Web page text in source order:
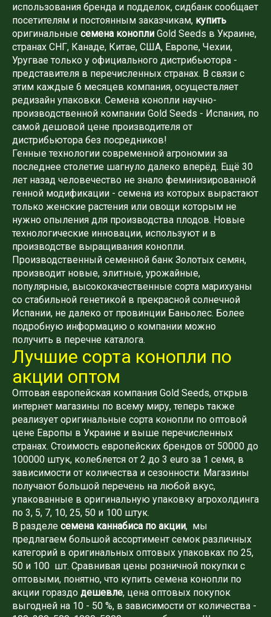
использования бренда и подделок, сидбанк сообщает
посетителям и постоянным заказчикам, купить
оригинальные семена конопли Gold Seeds в Украине,
странах СНГ, Канаде, Китае, США, Европе, Чехии,
Уругвае только у официального дистрибьютора -
представителя в перечисленных странах. В связи с
этим каждые 6 месяцев компания, осуществляет
редизайн упаковки. Семена конопли научно-
производственной компании Gold Seeds - Испания, по
самой дешовой цене производителя от
дистрибьютора без посредников!
Генные технологии современной агрономии за
последнее столетие шагнуло далеко вперёд. Ещё 30
лет назад человечество не знало феминизированной
генной модификации - семена из которых вырастают
только женские растения или овощи которым не
нужно опыления для производства плодов. Новые
технологические инновации, используют и в
производстве выращивания конопли.
Производственный семенной банк Золотых семян,
производит новые, элитные, урожайные,
популярные, высококачественные сорта марихуаны
со стабильной генетикой в ​​прекрасной солнечной
Испании, не далеко от провинции Баньолес. Более
подробную информацию о компании можно
получить в перечне каталога.
Лучшие сорта конопли по
акции оптом
Оптовая европейская компания Gold Seeds, открыв
интернет магазины по всему миру, теперь также
реализует оригинальные сорта конопли по оптовой
цене Европы в Украине и выше перечисленных
странах. Стоимость европейских брендов от 50000 до
100000 штук, колеблется от 2 до 3 euro за 1 семя, в
зависимости от количества и сезонности. Магазины
получают большой перечень на любой вкус,
упакованные в оригинальную упаковку агрохолдинга
по 3, 5, 7, 10, 25, 50 и 100 штук.
В разделе семена каннабиса по акции, мы
предлагаем большой ассортимент семок различных
категорий в оригинальных оптовых упаковках по 25,
50 и 100 шт. Сравнивая цены розничной покупки с
оптовыми, понятно, что купить семена конопли по
акции гораздо дешевле, цена оптовых покупок
выгодней на 10 - 50 %, в зависимости от количества -